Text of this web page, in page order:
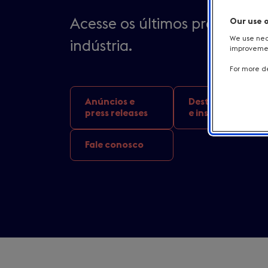
Acesse os últimos press
indústria.
Anúncios e
press releases
Destinos
e inspirações
Fale conosco
Our use
We use
For more